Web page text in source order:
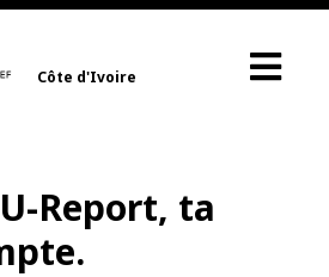
Côte d'Ivoire
Report, ta